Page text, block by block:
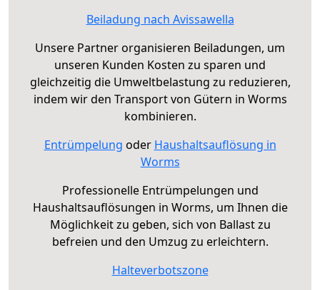
Beiladung nach Avissawella
Unsere Partner organisieren Beiladungen, um
unseren Kunden Kosten zu sparen und
gleichzeitig die Umweltbelastung zu reduzieren,
indem wir den Transport von Gütern in Worms
kombinieren.
Entrümpelung oder Haushaltsauflösung in
Worms
Professionelle Entrümpelungen und
Haushaltsauflösungen in Worms, um Ihnen die
Möglichkeit zu geben, sich von Ballast zu
befreien und den Umzug zu erleichtern.
Halteverbotszone